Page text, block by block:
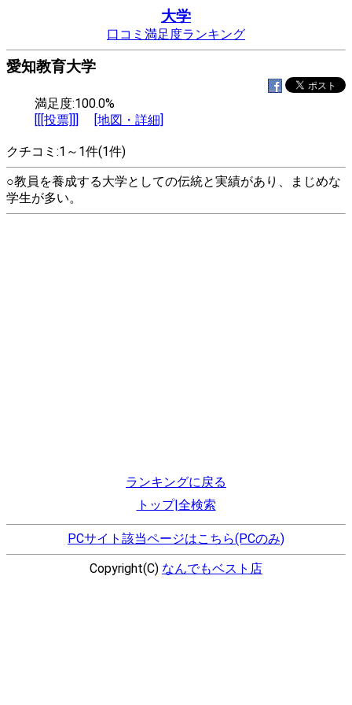
大学
口コミ満足度ランキング
愛知教育大学
満足度:100.0%
[[[投票]]]
[地図・詳細]
クチコミ:1～1件(1件)
○教員を養成する大学としての伝統と実績があり、まじめな
学生が多い。
ランキングに戻る
トップ|全検索
PCサイト該当ページはこちら(PCのみ)
Copyright(C) なんでもベスト店